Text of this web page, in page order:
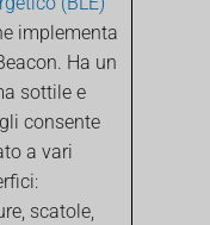
implementa
Ha un
sottile e
consente
a vari
scatole,